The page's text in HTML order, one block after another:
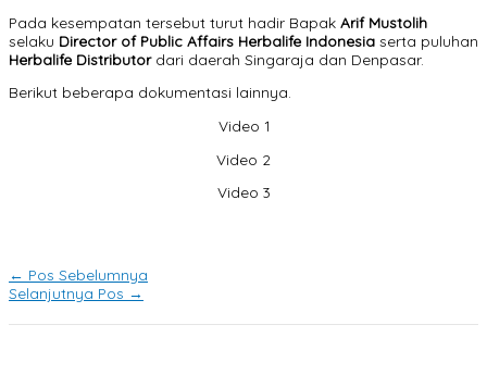
Pada kesempatan tersebut turut hadir Bapak Arif Mustolih
selaku Director of Public Affairs Herbalife Indonesia serta puluhan
Herbalife Distributordari daerah Singaraja dan Denpasar.
Berikut beberapa dokumentasi lainnya.
Video 1
Video 2
Video 3
← Pos Sebelumnya
Selanjutnya Pos →